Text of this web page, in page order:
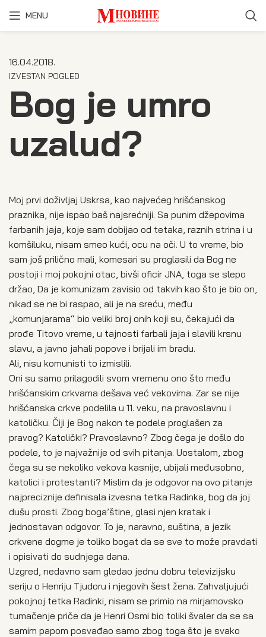
MENU
16.04.2018.
IZVESTAN POGLED
Bog je umro
uzalud?
Moj prvi doživljaj Uskrsa, kao najvećeg hrišćanskog
praznika, nije ispao baš najsrećniji. Sa punim džepovima
farbanih jaja, koje sam dobijao od tetaka, raznih strina i u
komšiluku, nisam smeo kući, ocu na oči. U to vreme, bio
sam još prilično mali, komesari su proglasili da Bog ne
postoji i moj pokojni otac, bivši oficir JNA, toga se slepo
držao, Da je komunizam zavisio od takvih kao što je bio on,
nikad se ne bi raspao, ali je na sreću, među
„komunjarama“ bio veliki broj onih koji su, čekajući da
prođe Titovo vreme, u tajnosti farbali jaja i slavili krsnu
slavu, a javno jahali popove i brijali im bradu.
Ali, nisu komunisti to izmislili.
Oni su samo prilagodili svom vremenu ono što među
hrišćanskim crkvama dešava već vekovima. Zar se nije
hrišćanska crkve podelila u 11. veku, na pravoslavnu i
katoličku. Čiji je Bog nakon te podele proglašen za
pravog? Katolički? Pravoslavno? Zbog čega je došlo do
podele, to je najvažnije od svih pitanja. Uostalom, zbog
čega su se nekoliko vekova kasnije, ubijali međusobno,
katolici i protestanti? Mislim da je odgovor na ovo pitanje
najpreciznije definisala izvesna tetka Radinka, bog da joj
dušu prosti. Zbog boga’štine, glasi njen kratak i
jednostavan odgovor. To je, naravno, suština, a jezik
crkvene dogme je toliko bogat da se sve to može pravdati
i opisivati do sudnjega dana.
Uzgred, nedavno sam gledao jednu dobru televizijsku
seriju o Henriju Tjudoru i njegovih šest žena. Zahvaljujući
pokojnoj tetka Radinki, nisam se primio na mirjamovsko
tumačenje priče da je Henri Osmi bio toliki švaler da se sa
samim papom posvađao samo zbog toga što je svako